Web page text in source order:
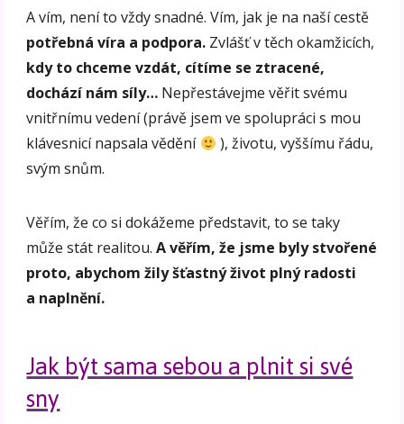
A vím, není to vždy snadné. Vím, jak je na naší cestě
potřebná víra a podpora. Zvlášť v těch okamžicích,
kdy to chceme vzdát, cítíme se ztracené,
dochází nám síly… Nepřestávejme věřit svému
vnitřnímu vedení (právě jsem ve spolupráci s mou
klávesnicí napsala vědění
), životu, vyššímu řádu,
svým snům.
Věřím, že co si dokážeme představit, to se taky
může stát realitou.A věřím, že jsme byly stvořené
proto, abychom žily šťastný život plný radosti
a naplnění.
Jak být sama sebou a plnit si své
sny